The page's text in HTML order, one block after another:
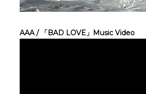
AAA / 「BAD LOVE」Music Video